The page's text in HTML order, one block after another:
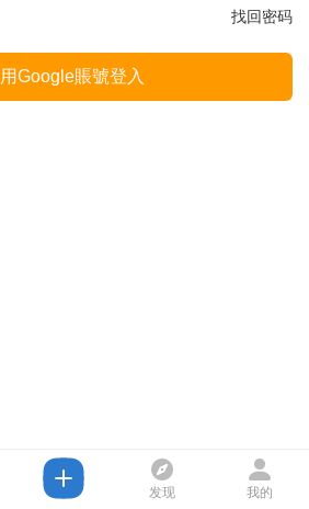
找回密码
Google賬號登入
发现 我的